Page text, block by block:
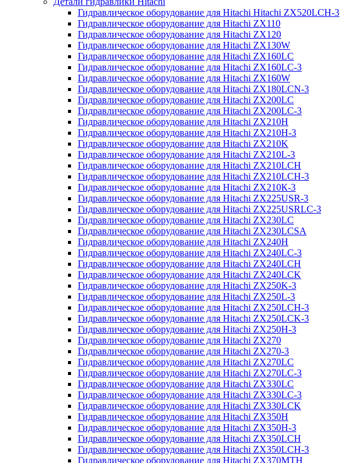
Гидравлическое оборудование для Hitachi Hitachi ZX520LCH-3
Гидравлическое оборудование для Hitachi ZX110
Гидравлическое оборудование для Hitachi ZX120
Гидравлическое оборудование для Hitachi ZX130W
Гидравлическое оборудование для Hitachi ZX160LC
Гидравлическое оборудование для Hitachi ZX160LC-3
Гидравлическое оборудование для Hitachi ZX160W
Гидравлическое оборудование для Hitachi ZX180LCN-3
Гидравлическое оборудование для Hitachi ZX200LC
Гидравлическое оборудование для Hitachi ZX200LC-3
Гидравлическое оборудование для Hitachi ZX210H
Гидравлическое оборудование для Hitachi ZX210H-3
Гидравлическое оборудование для Hitachi ZX210K
Гидравлическое оборудование для Hitachi ZX210L-3
Гидравлическое оборудование для Hitachi ZX210LCH
Гидравлическое оборудование для Hitachi ZX210LCH-3
Гидравлическое оборудование для Hitachi ZX210К-3
Гидравлическое оборудование для Hitachi ZX225USR-3
Гидравлическое оборудование для Hitachi ZX225USRLC-3
Гидравлическое оборудование для Hitachi ZX230LC
Гидравлическое оборудование для Hitachi ZX230LCSA
Гидравлическое оборудование для Hitachi ZX240H
Гидравлическое оборудование для Hitachi ZX240LC-3
Гидравлическое оборудование для Hitachi ZX240LCH
Гидравлическое оборудование для Hitachi ZX240LCK
Гидравлическое оборудование для Hitachi ZX250K-3
Гидравлическое оборудование для Hitachi ZX250L-3
Гидравлическое оборудование для Hitachi ZX250LCH-3
Гидравлическое оборудование для Hitachi ZX250LCK-3
Гидравлическое оборудование для Hitachi ZX250Н-3
Гидравлическое оборудование для Hitachi ZX270
Гидравлическое оборудование для Hitachi ZX270-3
Гидравлическое оборудование для Hitachi ZX270LC
Гидравлическое оборудование для Hitachi ZX270LC-3
Гидравлическое оборудование для Hitachi ZX330LC
Гидравлическое оборудование для Hitachi ZX330LC-3
Гидравлическое оборудование для Hitachi ZX330LCK
Гидравлическое оборудование для Hitachi ZX350H
Гидравлическое оборудование для Hitachi ZX350H-3
Гидравлическое оборудование для Hitachi ZX350LCH
Гидравлическое оборудование для Hitachi ZX350LCH-3
Гидравлическое оборудование для Hitachi ZX370MTH